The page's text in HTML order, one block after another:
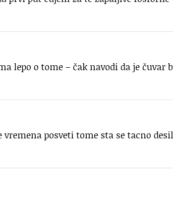
lepo o tome – čak navodi da je čuvar
posveti tome sta se tacno